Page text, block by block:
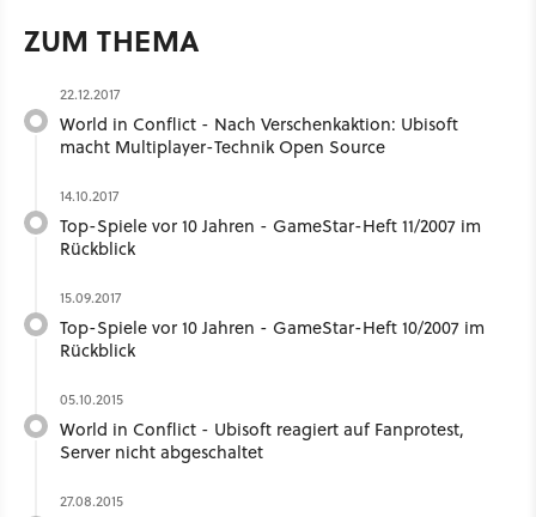
ZUM THEMA
22.12.2017
World in Conflict - Nach Verschenkaktion: Ubisoft
macht Multiplayer-Technik Open Source
14.10.2017
Top-Spiele vor 10 Jahren - GameStar-Heft 11/2007 im
Rückblick
15.09.2017
Top-Spiele vor 10 Jahren - GameStar-Heft 10/2007 im
Rückblick
05.10.2015
World in Conflict - Ubisoft reagiert auf Fanprotest,
Server nicht abgeschaltet
27.08.2015